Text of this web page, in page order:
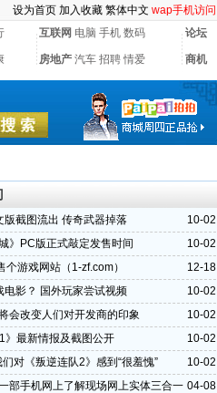
设为首页 加入收藏 繁体中文 wap手机访问
互联网 电脑 手机 数码 论坛
房地产 汽车 招聘 情爱 商机
10-02
版截图流出 传奇武器掉落
10-02
城》PC版正式敲定发售时间
12-18
个游戏网站（1-zf.com）
10-02
电影？ 国外玩家尝试视频
10-02
将会改变人们对开发商的印象
10-02
》最新情报及截图公开
10-02
们对《叛逆连队2》感到“很羞愧”
04-08
部手机网上了解现场网上实体三合一